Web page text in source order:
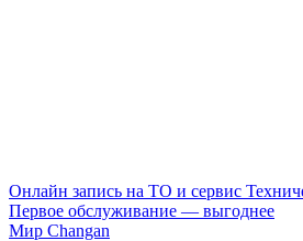
Онлайн запись на ТО и сервис
Первое обслуживание — выгоднее
Мир Changan